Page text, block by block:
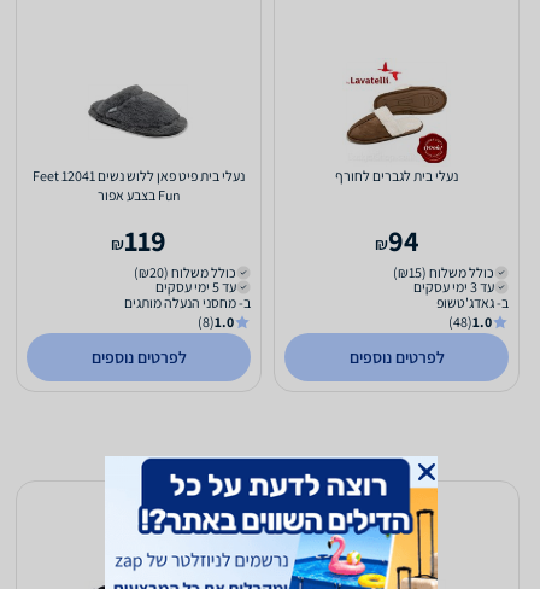
נעלי בית לגברים לחורף
94
₪
כולל משלוח (₪15)
עד 3 ימי עסקים
ב- גאדג'טשופ
1.0
(48)
לפרטים נוספים
נעלי בית פיט פאן ללוש נשים 12041 Feet
Fun בצבע אפור
119
₪
כולל משלוח (₪20)
עד 5 ימי עסקים
ב- מחסני הנעלה מותגים
1.0
(8)
לפרטים נוספים